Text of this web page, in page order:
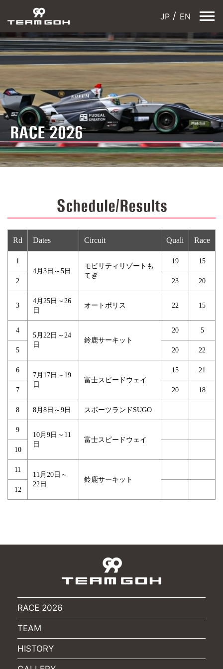
EN
JP
RACE 2026
Schedule/Results
Rd Dates Circuit Quali Race
1
4月3日～5日
モビリティリゾートも
てぎ
19 15
2 23 20
3
4月25日～26
日
オートポリス 22 15
4
5月22日～24
日
鈴鹿サーキット
20 5
5 20 22
6
7月17日～19
日
富士スピードウェイ
15 21
7 20 18
8 8月8日～9日 スポーツランドSUGO
9
10月9日～11
日
富士スピードウェイ
10
11
11月20日～
22日
鈴鹿サーキット
12
RACE 2026
TEAM
HISTORY